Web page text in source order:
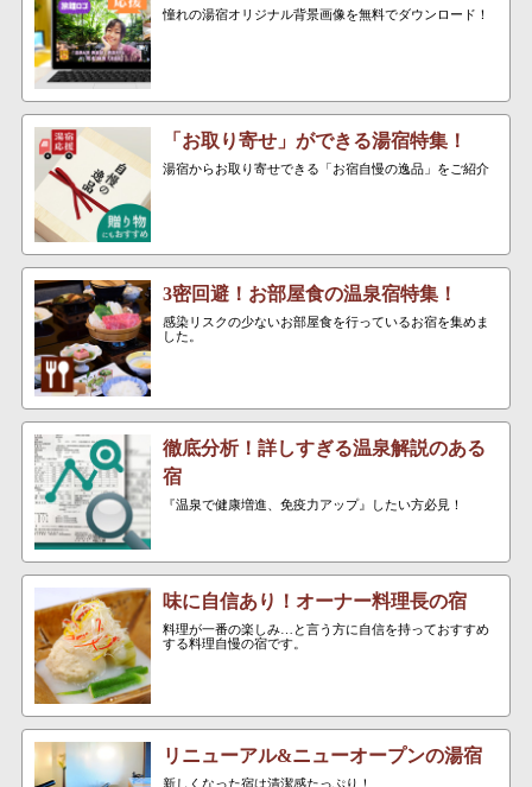
憧れの湯宿オリジナル背景画像を無料でダウンロード！
「お取り寄せ」ができる湯宿特集！
湯宿からお取り寄せできる「お宿自慢の逸品」をご紹介
3密回避！お部屋食の温泉宿特集！
感染リスクの少ないお部屋食を行っているお宿を集めま
した。
徹底分析！詳しすぎる温泉解説のある
宿
『温泉で健康増進、免疫力アップ』したい方必見！
味に自信あり！オーナー料理長の宿
料理が一番の楽しみ…と言う方に自信を持っておすすめ
する料理自慢の宿です。
リニューアル&ニューオープンの湯宿
新しくなった宿は清潔感たっぷり！